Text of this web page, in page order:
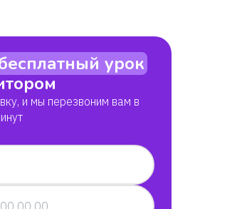
урок
и мы перезвоним вам в